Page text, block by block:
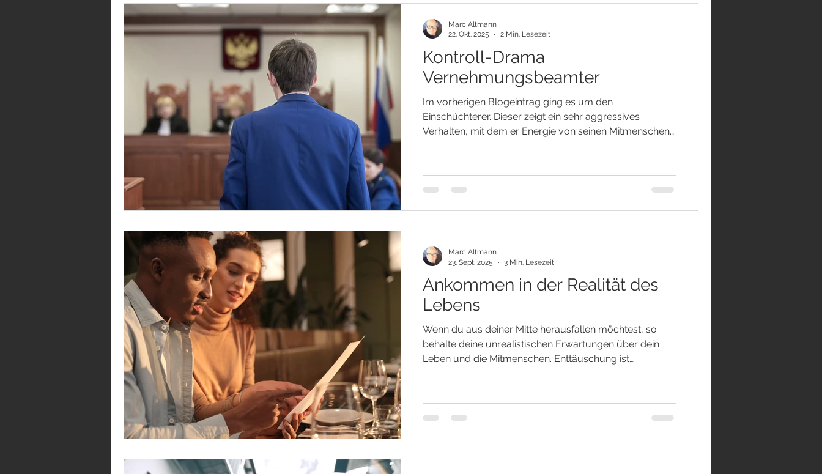
Kontroll-Drama
Vernehmungsbeamter
Im vorherigen Blogeintrag ging es um den
Einschüchterer. Dieser zeigt ein sehr aggressives
Verhalten, mit dem er Energie von seinen Mitmenschen
Energieraubes, es scheint jedoch auf den ersten Blick
nicht so zu sein, da er mit Zweifeln und Kontrolle
bedrohlich, sind diese Personen doch in der Lage,
Marc Altmann
22. Okt. 2025
2 Min. Lesezeit
Ankommen in der Realität des
Lebens
Wenn du aus deiner Mitte herausfallen möchtest, so
behalte deine unrealistischen Erwartungen über dein
Leben und die Mitmenschen. Enttäuschung ist
heutigen Gesellschaft herrscht ein Perfektionismus, der
in Wahrheit nie erfüllbar ist. Lege diesen Perfektionismus
Mensch ist m
Marc Altmann
23. Sept. 2025
3 Min. Lesezeit